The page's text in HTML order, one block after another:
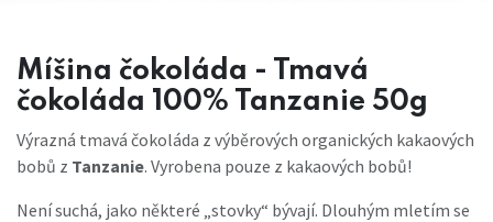
Míšina čokoláda - Tmavá
čokoláda 100% Tanzanie 50g
Výrazná tmavá čokoláda z výběrových organických kakaových
bobů z Tanzanie. Vyrobena pouze z kakaových bobů!
Není suchá, jako některé „stovky“ bývají. Dlouhým mletím se